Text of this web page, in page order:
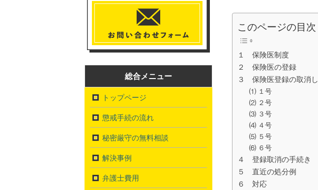
このページの目次
１ 保険医制度
２ 保険医の登録
３ 保険医登録の取消し
⑴ １号
⑵ ２号
⑶ ３号
⑷ ４号
⑸ ５号
⑹ ６号
４ 登録取消の手続き
５ 直近の処分例
６ 対応
総合メニュー
トップページ
懲戒手続の流れ
秘密厳守の無料相談
解決事例
弁護士費用